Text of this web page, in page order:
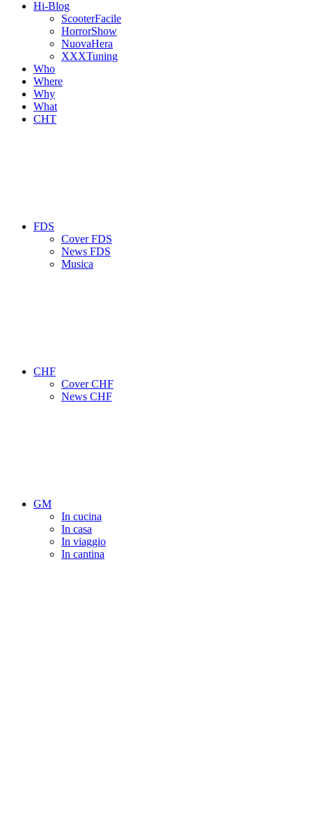
Hi-Blog
ScooterFacile
HorrorShow
NuovaHera
XXXTuning
Who
Where
Why
What
CHT
FDS
Cover FDS
News FDS
Musica
CHF
Cover CHF
News CHF
GM
In cucina
In casa
In viaggio
In cantina